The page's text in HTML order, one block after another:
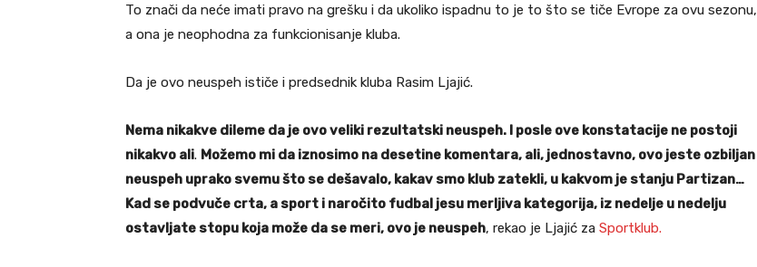
To znači da neće imati pravo na grešku i da ukoliko ispadnu to je to što se tiče Evrope za ovu sezonu,
a ona je neophodna za funkcionisanje kluba.
Da je ovo neuspeh ističe i predsednik kluba Rasim Ljajić.
Nema nikakve dileme da je ovo veliki rezultatski neuspeh. I posle ove konstatacije ne postoji
nikakvo ali. Možemo mi da iznosimo na desetine komentara, ali, jednostavno, ovo jeste ozbiljan
neuspeh uprako svemu što se dešavalo, kakav smo klub zatekli, u kakvom je stanju Partizan…
Kad se podvuče crta, a sport i naročito fudbal jesu merljiva kategorija, iz nedelje u nedelju
ostavljate stopu koja može da se meri, ovo je neuspeh, rekao je Ljajić za Sportklub.